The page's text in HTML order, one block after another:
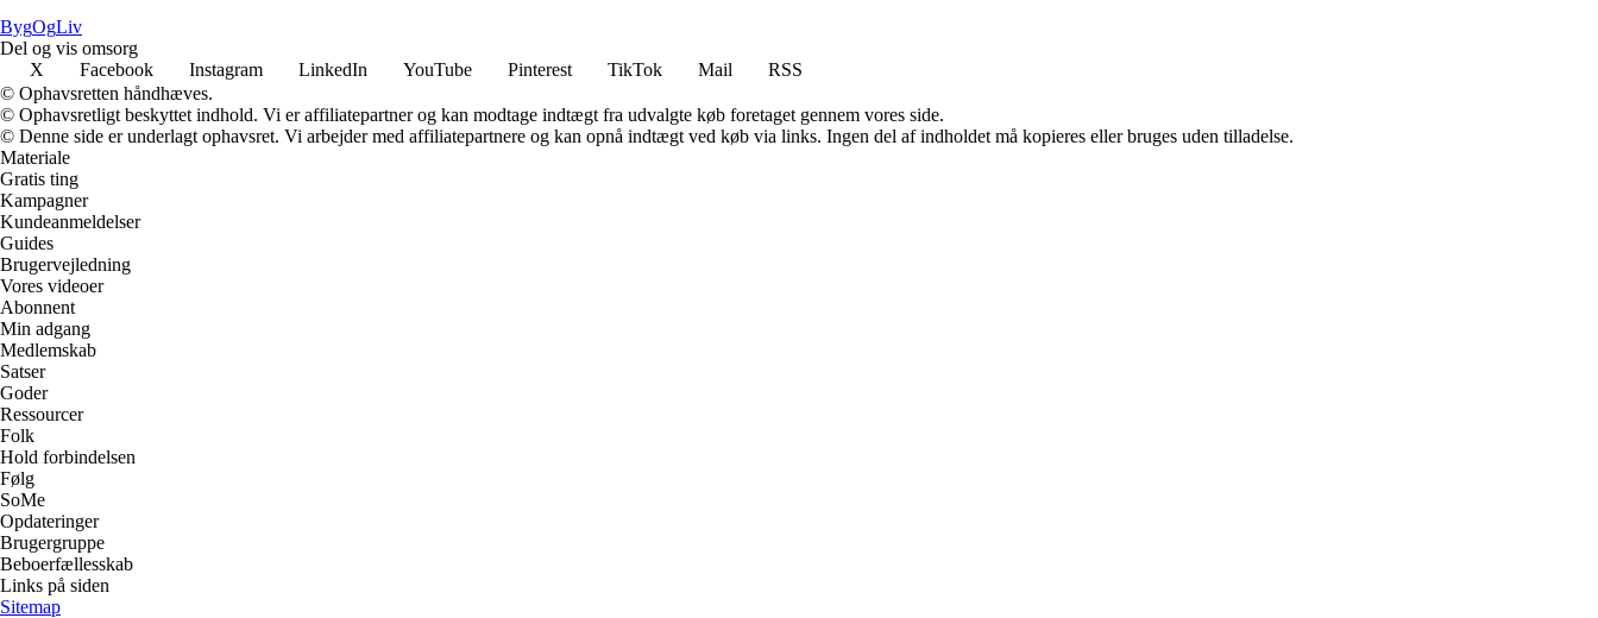
BygOgLiv
Del og vis omsorg
X
Facebook Instagram LinkedIn YouTube Pinterest TikTok Mail
RSS
© Ophavsretten håndhæves.
© Ophavsretligt beskyttet indhold. Vi er affiliatepartner og kan modtage indtægt fra udvalgte køb foretaget gennem vores side.
© Denne side er underlagt ophavsret. Vi arbejder med affiliatepartnere og kan opnå indtægt ved køb via links. Ingen del af indholdet må kopieres eller bruges uden tilladelse.
Materiale
Gratis ting
Kampagner
Kundeanmeldelser
Guides
Brugervejledning
Vores videoer
Abonnent
Min adgang
Medlemskab
Satser
Goder
Ressourcer
Folk
Hold forbindelsen
Følg
SoMe
Opdateringer
Brugergruppe
Beboerfællesskab
Links på siden
Sitemap